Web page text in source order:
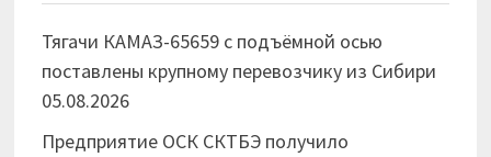
Тягачи КАМАЗ-65659 с подъёмной осью
поставлены крупному перевозчику из Сибири
05.08.2026
Предприятие ОСК СКТБЭ получило